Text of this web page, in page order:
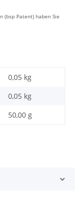
(bsp Patent) haben Sie
0,05 kg
0,05 kg
50,00 g